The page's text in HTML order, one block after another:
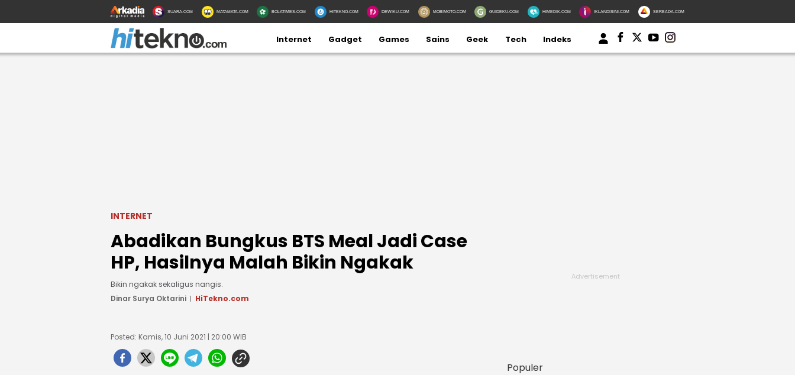
SUARA.COM MATAMATA.COM BOLATIMES.COM HITEKNO.COM DEWIKU.COM MOBIMOTO.COM GUIDEKU.COM HIMEDIK.COM IKLANDISINI.COM SERBADA.COM
Internet Gadget Games Sains Geek Tech Indeks
INTERNET
Abadikan Bungkus BTS Meal Jadi Case
HP, Hasilnya Malah Bikin Ngakak
Bikin ngakak sekaligus nangis.
Dinar Surya Oktarini
HiTekno.com
Posted: Kamis, 10 Juni 2021 | 20:00 WIB
Populer